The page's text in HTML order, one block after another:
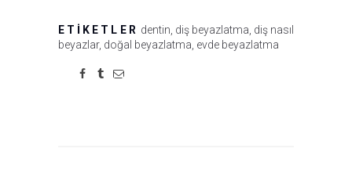
ETIKETLER dentin diş beyazlatma diş nasıl
beyazlar, doğal beyazlatma evde beyazlatma